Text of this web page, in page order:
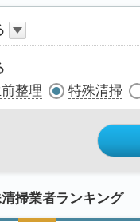
整理 特殊清掃
掃業者ランキング